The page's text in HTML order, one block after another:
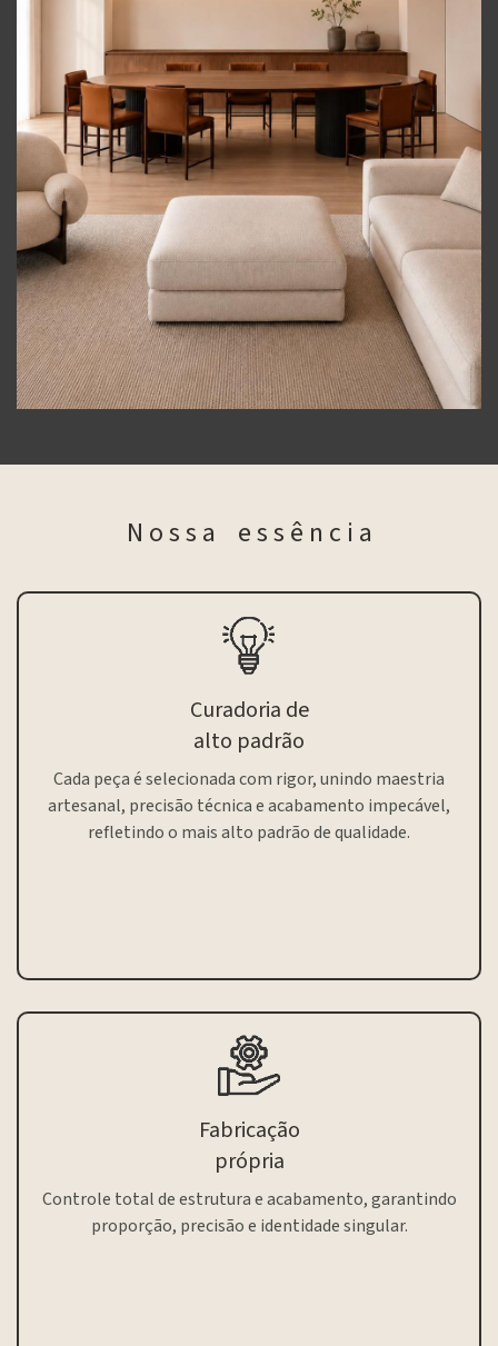
N o s s a e s s ê n c i a
Curadoria de
alto padrão
Cada peça é selecionada com rigor, unindo maestria
artesanal, precisão técnica e acabamento impecável,
refletindo o mais alto padrão de qualidade.
Fabricação
própria
Controle total de estrutura e acabamento, garantindo
proporção, precisão e identidade singular.